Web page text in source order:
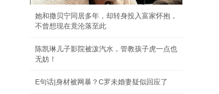
她和撒贝宁同居多年，却转身投入富家怀抱，
不曾想现在竟沦落至此
陈凯琳儿子影院被泼汽水，管教孩子虎一点也
无妨！
E句话|身材被网暴？C罗未婚妻疑似回应了